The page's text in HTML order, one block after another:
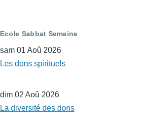
Ecole Sabbat Semaine
sam 01 Aoû 2026
Les dons spirituels
dim 02 Aoû 2026
La diversité des dons